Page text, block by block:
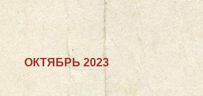
ОКТЯБРЬ 2023